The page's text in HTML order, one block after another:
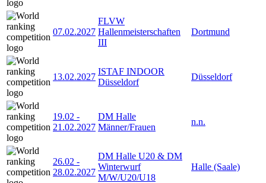
07.02.2027
FLVW
Hallenmeisterschaften
III
Dortmund
13.02.2027
ISTAF INDOOR
Düsseldorf
Düsseldorf
19.02 -
21.02.2027
DM Halle
Männer/Frauen
n.n.
26.02 -
28.02.2027
DM Halle U20 & DM
Winterwurf
M/W/U20/U18
Halle (Saale)